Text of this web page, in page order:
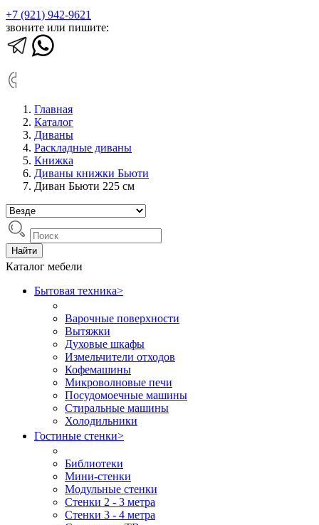
+7 (921) 942-9621
звоните или пишите:
Главная
Каталог
Диваны
Раскладные диваны
Книжка
Диваны книжки Бьюти
Диван Бьюти 225 см
Найти
Каталог мебели
Бытовая техника>
Варочные поверхности
Вытяжки
Духовые шкафы
Измельчители отходов
Кофемашины
Микроволновые печи
Посудомоечные машины
Стиральные машины
Холодильники
Гостиные стенки>
Библиотеки
Мини-стенки
Модульные стенки
Стенки 2 - 3 метра
Стенки 3 - 4 метра